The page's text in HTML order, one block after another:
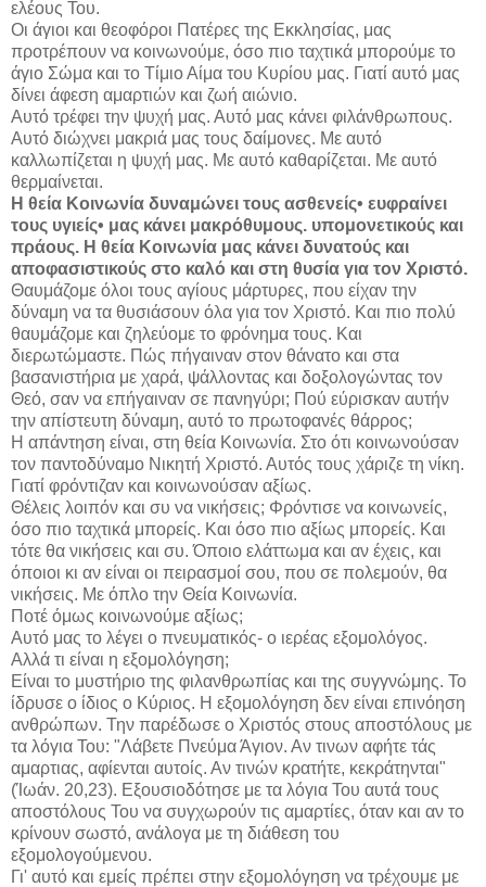
ελέους Του.
Οι άγιοι και θεοφόροι Πατέρες της Εκκλησίας, μας
προτρέπουν να κοινωνούμε, όσο πιο ταχτικά μπορούμε το
άγιο Σώμα και το Τίμιο Αίμα του Κυρίου μας. Γιατί αυτό μας
δίνει άφεση αμαρτιών και ζωή αιώνιο.
Αυτό τρέφει την ψυχή μας. Αυτό μας κάνει φιλάνθρωπους.
Αυτό διώχνει μακριά μας τους δαίμονες. Με αυτό
καλλωπίζεται η ψυχή μας. Με αυτό καθαρίζεται. Με αυτό
θερμαίνεται.
Η θεία Κοινωνία δυναμώνει τους ασθενείς• ευφραίνει
τους υγιείς• μας κάνει μακρόθυμους. υπομονετικούς και
πράους. Η θεία Κοινωνία μας κάνει δυνατούς και
αποφασιστικούς στο καλό και στη θυσία για τον Χριστό.
Θαυμάζομε όλοι τους αγίους μάρτυρες, που είχαν την
δύναμη να τα θυσιάσουν όλα για τον Χριστό. Και πιο πολύ
θαυμάζομε και ζηλεύομε το φρόνημα τους. Και
διερωτώμαστε. Πώς πήγαιναν στον θάνατο και στα
βασανιστήρια με χαρά, ψάλλοντας και δοξολογώντας τον
Θεό, σαν να επήγαιναν σε πανηγύρι; Πού εύρισκαν αυτήν
την απίστευτη δύναμη, αυτό το πρωτοφανές θάρρος;
Η απάντηση είναι, στη θεία Κοινωνία. Στο ότι κοινωνούσαν
τον παντοδύναμο Νικητή Χριστό. Αυτός τους χάριζε τη νίκη.
Γιατί φρόντιζαν και κοινωνούσαν αξίως.
Θέλεις λοιπόν και συ να νικήσεις; Φρόντισε να κοινωνείς,
όσο πιο ταχτικά μπορείς. Και όσο πιο αξίως μπορείς. Και
τότε θα νικήσεις και συ. Όποιο ελάττωμα και αν έχεις, και
όποιοι κι αν είναι οι πειρασμοί σου, που σε πολεμούν, θα
νικήσεις. Με όπλο την Θεία Κοινωνία.
Ποτέ όμως κοινωνούμε αξίως;
Αυτό μας το λέγει ο πνευματικός- ο ιερέας εξομολόγος.
Αλλά τι είναι η εξομολόγηση;
Είναι το μυστήριο της φιλανθρωπίας και της συγγνώμης. Το
ίδρυσε ο ίδιος ο Κύριος. Η εξομολόγηση δεν είναι επινόηση
ανθρώπων. Την παρέδωσε ο Χριστός στους αποστόλους με
τα λόγια Του: "Λάβετε Πνεύμα Άγιον. Αν τινων αφήτε τάς
αμαρτιας, αφίενται αυτοίς. Αν τινών κρατήτε, κεκράτηνται"
(Ίωάν. 20,23). Εξουσιοδότησε με τα λόγια Του αυτά τους
αποστόλους Του να συγχωρούν τις αμαρτίες, όταν και αν το
κρίνουν σωστό, ανάλογα με τη διάθεση του
εξομολογούμενου.
Γι' αυτό και εμείς πρέπει στην εξομολόγηση να τρέχουμε με